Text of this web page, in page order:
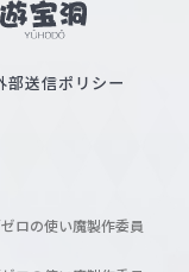
部送信ポリシー
ロの使い魔製作委員